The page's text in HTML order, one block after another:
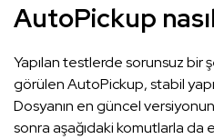
AutoPickup
Yapılan testlerde sorunsuz bir
görülen AutoPickup, stabil
Dosyanın en güncel
sonra aşağıdaki komutlarla da